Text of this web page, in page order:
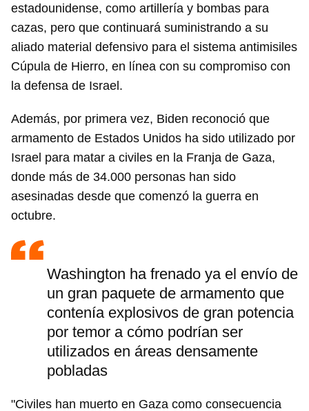
estadounidense, como artillería y bombas para
cazas, pero que continuará suministrando a su
aliado material defensivo para el sistema antimisiles
Cúpula de Hierro, en línea con su compromiso con
la defensa de Israel.
Además, por primera vez, Biden reconoció que
armamento de Estados Unidos ha sido utilizado por
Israel para matar a civiles en la Franja de Gaza,
donde más de 34.000 personas han sido
asesinadas desde que comenzó la guerra en
octubre.
Washington ha frenado ya el envío de
un gran paquete de armamento que
contenía explosivos de gran potencia
por temor a cómo podrían ser
utilizados en áreas densamente
pobladas
"Civiles han muerto en Gaza como consecuencia